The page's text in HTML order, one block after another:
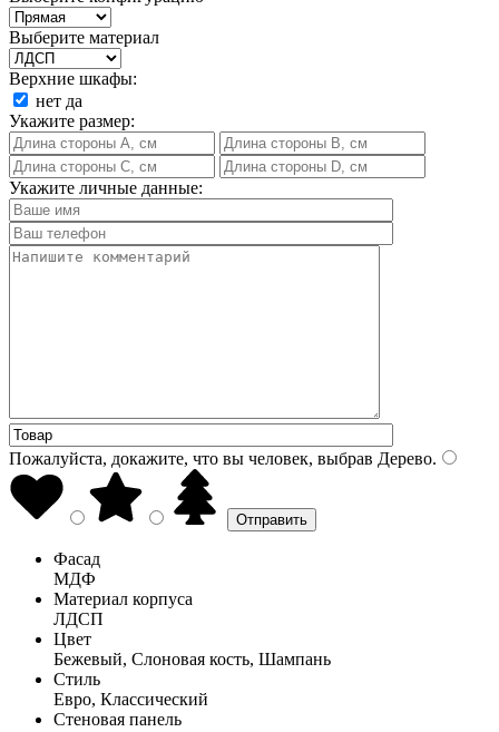
Выберите материал
Верхние шкафы:
нет да
Укажите размер:
Укажите личные данные:
Пожалуйста, докажите, что вы человек, выбрав Дерево.
Фасад
МДФ
Материал корпуса
ЛДСП
Цвет
Бежевый, Слоновая кость, Шампань
Стиль
Евро, Классический
Стеновая панель